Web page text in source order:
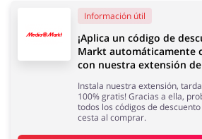
OficinaInformación útil
¡Aplica un código de
Markt automáticamente
con nuestra extensión
Instala nuestra extensión,
100% gratis! Gracias a ella,
todos los códigos de
cesta al comprar.